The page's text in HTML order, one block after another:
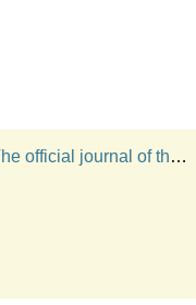
Society for Consumer Psychology